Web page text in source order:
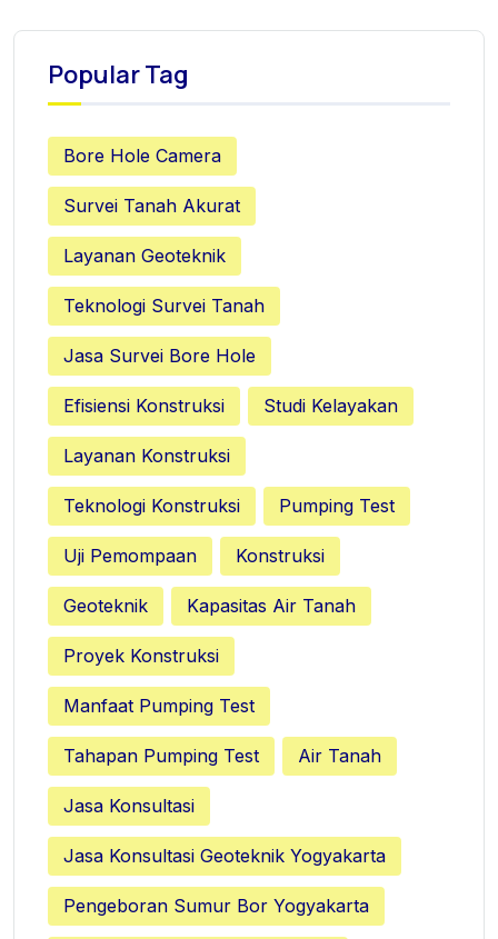
Popular Tag
Bore Hole Camera
Survei Tanah Akurat
Layanan Geoteknik
Teknologi Survei Tanah
Jasa Survei Bore Hole
Efisiensi Konstruksi Studi Kelayakan
Layanan Konstruksi
Teknologi Konstruksi Pumping Test
Uji Pemompaan Konstruksi
Geoteknik Kapasitas Air Tanah
Proyek Konstruksi
Manfaat Pumping Test
Tahapan Pumping Test Air Tanah
Jasa Konsultasi
Jasa Konsultasi Geoteknik Yogyakarta
Pengeboran Sumur Bor Yogyakarta